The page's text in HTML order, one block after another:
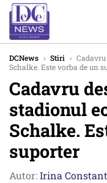
DCNews › Stiri ›
Schalke. Este vorba de un
Cadavru
stadionul
Schalke.
suporter
Autor:Irina